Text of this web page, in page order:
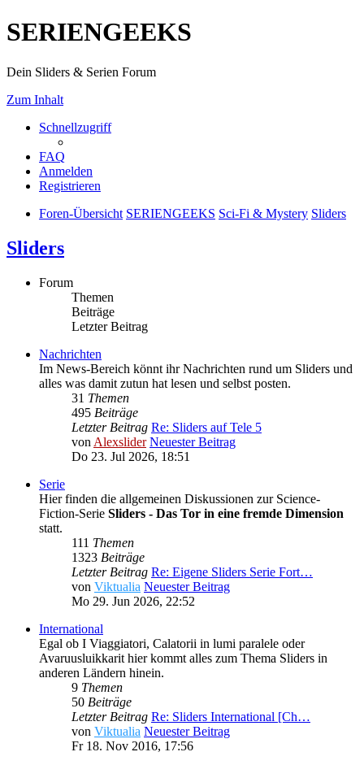
SERIENGEEKS
Dein Sliders & Serien Forum
Zum Inhalt
Schnellzugriff
FAQ
Anmelden
Registrieren
Foren-Übersicht SERIENGEEKS Sci-Fi & Mystery Sliders
Sliders
Forum
Themen
Beiträge
Letzter Beitrag
Nachrichten
Im News-Bereich könnt ihr Nachrichten rund um Sliders und
alles was damit zutun hat lesen und selbst posten.
31 Themen
495 Beiträge
Letzter Beitrag Re: Sliders auf Tele 5
von Alexslider Neuester Beitrag
Do 23. Jul 2026, 18:51
Serie
Hier finden die allgemeinen Diskussionen zur Science-
Fiction-Serie Sliders - Das Tor in eine fremde Dimension
statt.
111 Themen
1323 Beiträge
Letzter Beitrag Re: Eigene Sliders Serie Fort…
von Viktualia Neuester Beitrag
Mo 29. Jun 2026, 22:52
International
Egal ob I Viaggiatori, Calatorii in lumi paralele oder
Avaruusluikkarit hier kommt alles zum Thema Sliders in
anderen Ländern hinein.
9 Themen
50 Beiträge
Letzter Beitrag Re: Sliders International [Ch…
von Viktualia Neuester Beitrag
Fr 18. Nov 2016, 17:56